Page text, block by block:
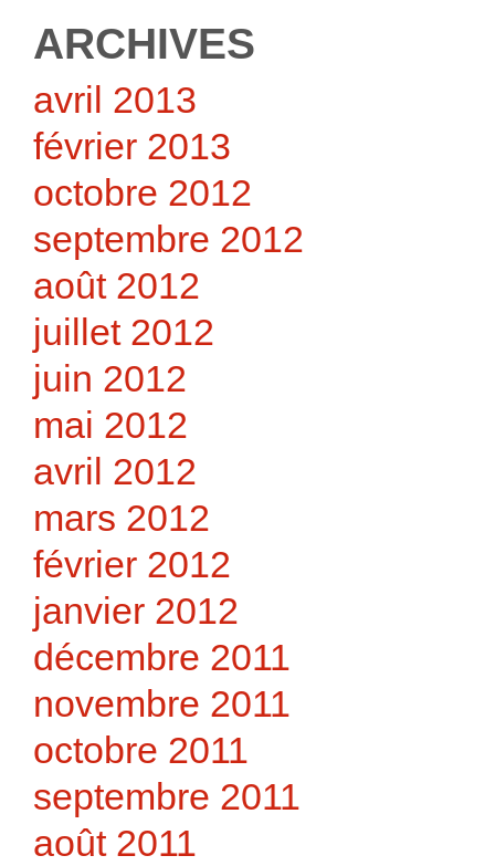
ARCHIVES
avril 2013
février 2013
octobre 2012
septembre 2012
août 2012
juillet 2012
juin 2012
mai 2012
avril 2012
mars 2012
février 2012
janvier 2012
décembre 2011
novembre 2011
octobre 2011
septembre 2011
août 2011